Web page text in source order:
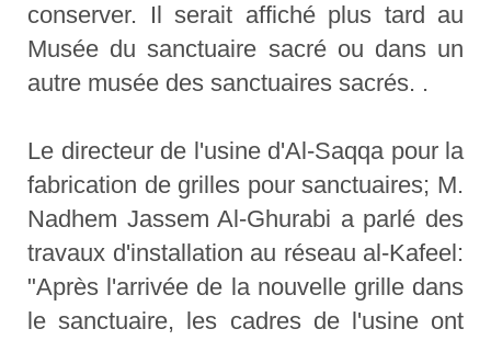
conserver. Il serait affiché plus tard au
Musée du sanctuaire sacré ou dans un
autre musée des sanctuaires sacrés. .
Le directeur de l'usine d'Al-Saqqa pour la
fabrication de grilles pour sanctuaires; M.
Nadhem Jassem Al-Ghurabi a parlé des
travaux d'installation au réseau al-Kafeel:
"Après l'arrivée de la nouvelle grille dans
le sanctuaire, les cadres de l'usine ont